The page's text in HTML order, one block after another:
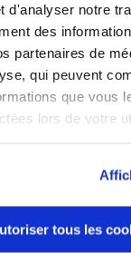
d'analyser notre
des
partenaires de
qui peuvent
que vous
lors de votre
tous les
2 ITEMS
our
€5
on offers,